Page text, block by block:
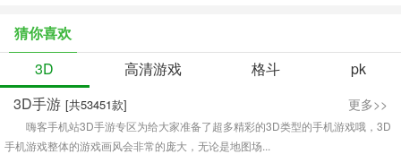
猜你喜欢
3D
高清游戏 格斗
pk
3D手游 [共53451款] 更多>>
嗨客手机站3D手游专区为给大家准备了超多精彩的3D类型的手机游戏哦，3D
手机游戏整体的游戏画风会非常的庞大，无论是地图场...